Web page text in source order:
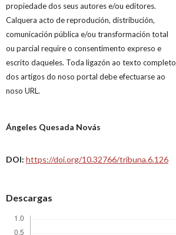
propiedade dos seus autores e/ou editores.
Calquera acto de reprodución, distribución,
comunicación pública e/ou transformación total
ou parcial require o consentimento expreso e
escrito daqueles. Toda ligazón ao texto completo
dos artigos do noso portal debe efectuarse ao
noso URL.
Ángeles Quesada Novás
DOI: https://doi.org/10.32766/tribuna.6.126
Descargas